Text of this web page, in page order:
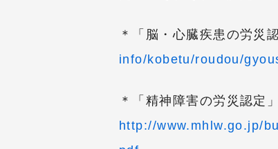
＊「脳・心臓疾患の労災
info/kobetu/roudou/
＊「精神障害の労災認定」
http://www.mhlw.go.jp/